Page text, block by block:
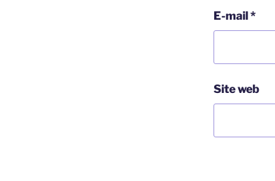
E-mail*
Site web